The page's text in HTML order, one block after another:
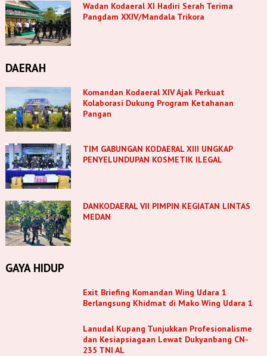
Wadan Kodaeral XI Hadiri Serah Terima
Pangdam XXIV/Mandala Trikora
DAERAH
Komandan Kodaeral XIV Ajak Perkuat
Kolaborasi Dukung Program Ketahanan
Pangan
TIM GABUNGAN KODAERAL XIII UNGKAP
PENYELUNDUPAN KOSMETIK ILEGAL
DANKODAERAL VII PIMPIN KEGIATAN LINTAS
MEDAN
GAYA HIDUP
Exit Briefing Komandan Wing Udara 1
Berlangsung Khidmat di Mako Wing Udara 1
Lanudal Kupang Tunjukkan Profesionalisme
dan Kesiapsiagaan Lewat Dukyanbang CN-
235 TNI AL